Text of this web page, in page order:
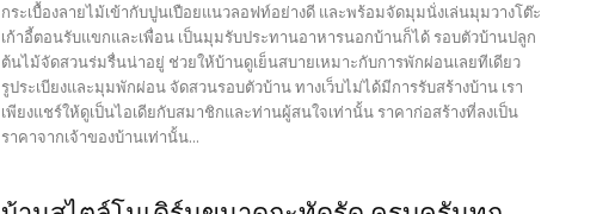
กระเบื้องลายไม้เข้ากับปูนเปือยแนวลอฟท์อย่างดี และพร้อมจัดมุมนั่งเล่นมุมวางโต๊ะ
เก้าอี้ตอนรับแขกและเพื่อน เป็นมุมรับประทานอาหารนอกบ้านก็ได้ รอบตัวบ้านปลูก
ต้นไม้จัดสวนร่มรื่นน่าอยู่ ช่วยให้บ้านดูเย็นสบายเหมาะกับการพักผ่อนเลยทีเดียว
รูประเบียงและมุมพักผ่อน จัดสวนรอบตัวบ้าน ทางเว็บไม่ได้มีการรับสร้างบ้าน เรา
เพียงแชร์ให้ดูเป็นไอเดียกับสมาชิกและท่านผู้สนใจเท่านั้น ราคาก่อสร้างที่ลงเป็น
ราคาจากเจ้าของบ้านเท่านั้น...